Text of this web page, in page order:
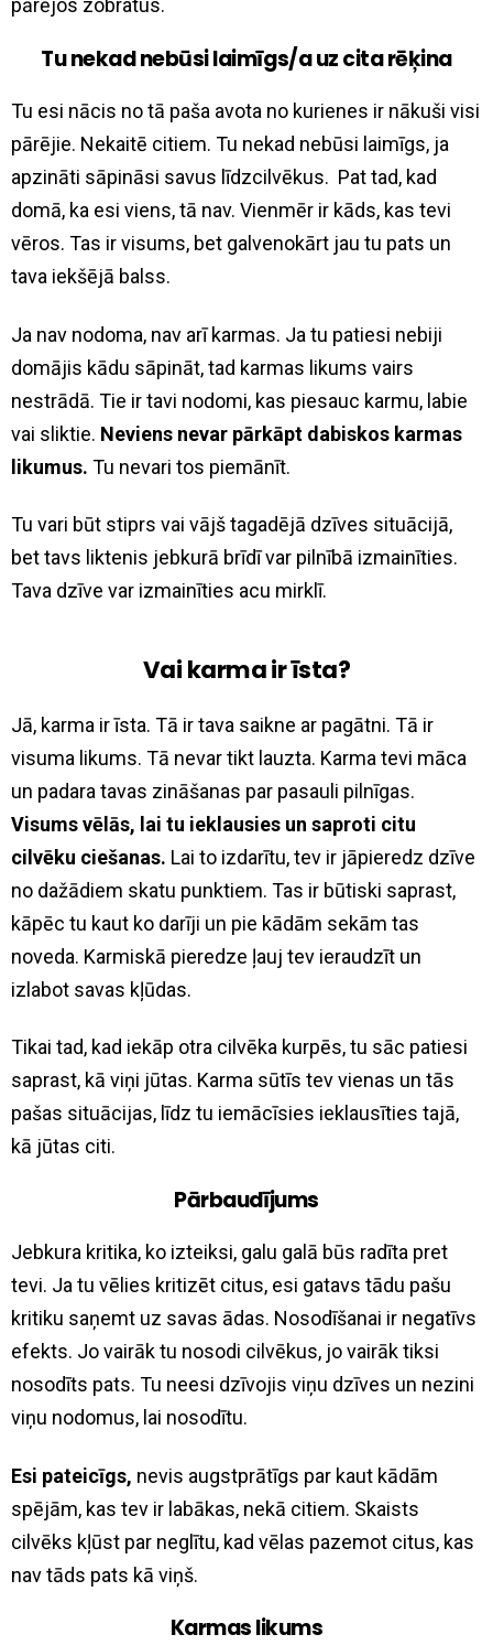
pārējos zobratus.
Tu nekad nebūsi laimīgs/a uz cita rēķina
Tu esi nācis no tā paša avota no kurienes ir nākuši visi
pārējie. Nekaitē citiem. Tu nekad nebūsi laimīgs, ja
apzināti sāpināsi savus līdzcilvēkus. Pat tad, kad
domā, ka esi viens, tā nav. Vienmēr ir kāds, kas tevi
vēros. Tas ir visums, bet galvenokārt jau tu pats un
tava iekšējā balss.
Ja nav nodoma, nav arī karmas. Ja tu patiesi nebiji
domājis kādu sāpināt, tad karmas likums vairs
nestrādā. Tie ir tavi nodomi, kas piesauc karmu, labie
vai sliktie. Neviens nevar pārkāpt dabiskos karmas
likumus. Tu nevari tos piemānīt.
Tu vari būt stiprs vai vājš tagadējā dzīves situācijā,
bet tavs liktenis jebkurā brīdī var pilnībā izmainīties.
Tava dzīve var izmainīties acu mirklī.
Vai karma ir īsta?
Jā, karma ir īsta. Tā ir tava saikne ar pagātni. Tā ir
visuma likums. Tā nevar tikt lauzta. Karma tevi māca
un padara tavas zināšanas par pasauli pilnīgas.
Visums vēlās, lai tu ieklausies un saproti citu
cilvēku ciešanas. Lai to izdarītu, tev ir jāpieredz dzīve
no dažādiem skatu punktiem. Tas ir būtiski saprast,
kāpēc tu kaut ko darīji un pie kādām sekām tas
noveda. Karmiskā pieredze ļauj tev ieraudzīt un
izlabot savas kļūdas.
Tikai tad, kad iekāp otra cilvēka kurpēs, tu sāc patiesi
saprast, kā viņi jūtas. Karma sūtīs tev vienas un tās
pašas situācijas, līdz tu iemācīsies ieklausīties tajā,
kā jūtas citi.
Pārbaudījums
Jebkura kritika, ko izteiksi, galu galā būs radīta pret
tevi. Ja tu vēlies kritizēt citus, esi gatavs tādu pašu
kritiku saņemt uz savas ādas. Nosodīšanai ir negatīvs
efekts. Jo vairāk tu nosodi cilvēkus, jo vairāk tiksi
nosodīts pats. Tu neesi dzīvojis viņu dzīves un nezini
viņu nodomus, lai nosodītu.
Esi pateicīgs, nevis augstprātīgs par kaut kādām
spējām, kas tev ir labākas, nekā citiem. Skaists
cilvēks kļūst par neglītu, kad vēlas pazemot citus, kas
nav tāds pats kā viņš.
Karmas likums